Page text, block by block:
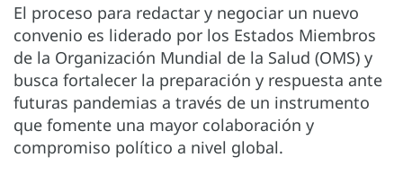
El proceso para redactar y negociar un nuevo
convenio es liderado por los Estados Miembros
de la Organización Mundial de la Salud (OMS) y
busca fortalecer la preparación y respuesta ante
futuras pandemias a través de un instrumento
que fomente una mayor colaboración y
compromiso político a nivel global.